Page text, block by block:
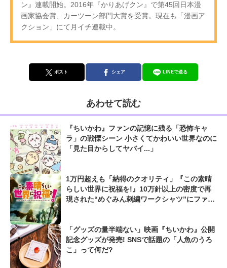
ン』連載開始。2016年『かりあげクン』で第45回日本漫
画家協会賞、カーツーン部門大賞を受賞。現在も「漫画ア
クション」にて月イチ連載中。
ポスト シェア LINEで送る
あわせて読む
『ちいかわ』ファンの記憶に残る「恐怖キャ
ラ」の戦慄シーン 小さくてかわいい世界なのに
「見た目からしてヤバイ...」
1万円超えも「納得のクオリティ」『この素晴
らしい世界に祝福を!』10万針以上の密度で再
現された“めぐみん刺繍ワークシャツ”にファン
「グッズの量半端ない」映画『ちいかわ』公開
記念グッズが発売! SNSで話題の「人魚のうろ
こ」って何だ?